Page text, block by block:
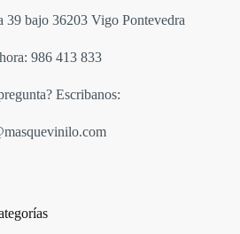
bajo 36203 Vigo Pontevedra
986 413 833
Escribanos: